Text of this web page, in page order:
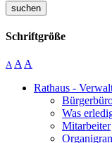
suchen
Schriftgröße
A A A
Rathaus -
Was
Mitarbeiter